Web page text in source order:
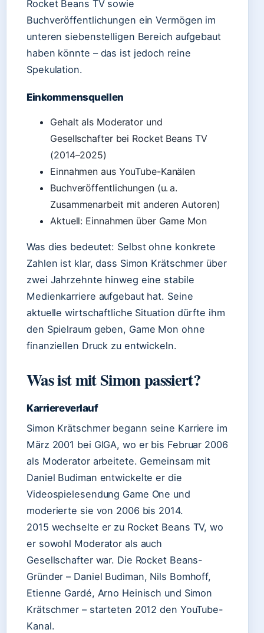
Rocket Beans TV sowie
Buchveröffentlichungen ein Vermögen im
unteren siebenstelligen Bereich aufgebaut
haben könnte – das ist jedoch reine
Spekulation.
Einkommensquellen
Gehalt als Moderator und
Gesellschafter bei Rocket Beans TV
(2014–2025)
Einnahmen aus YouTube-Kanälen
Buchveröffentlichungen (u. a.
Zusammenarbeit mit anderen Autoren)
Aktuell: Einnahmen über Game Mon
Was dies bedeutet: Selbst ohne konkrete
Zahlen ist klar, dass Simon Krätschmer über
zwei Jahrzehnte hinweg eine stabile
Medienkarriere aufgebaut hat. Seine
aktuelle wirtschaftliche Situation dürfte ihm
den Spielraum geben, Game Mon ohne
finanziellen Druck zu entwickeln.
Was ist mit Simon passiert?
Karriereverlauf
Simon Krätschmer begann seine Karriere im
März 2001 bei GIGA, wo er bis Februar 2006
als Moderator arbeitete. Gemeinsam mit
Daniel Budiman entwickelte er die
Videospielesendung Game One und
moderierte sie von 2006 bis 2014.
2015 wechselte er zu Rocket Beans TV, wo
er sowohl Moderator als auch
Gesellschafter war. Die Rocket Beans-
Gründer – Daniel Budiman, Nils Bomhoff,
Etienne Gardé, Arno Heinisch und Simon
Krätschmer – starteten 2012 den YouTube-
Kanal.